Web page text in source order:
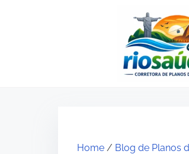
Home / Blog de Planos